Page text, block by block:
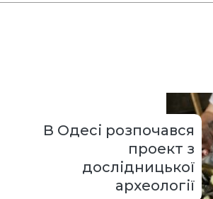
В Одесі розпочався
проект з
дослідницької
археології